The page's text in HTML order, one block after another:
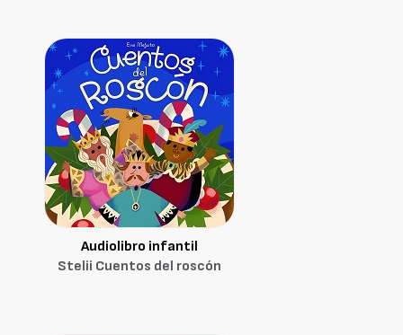
Audiolibro infantil
Stelii Cuentos del roscón